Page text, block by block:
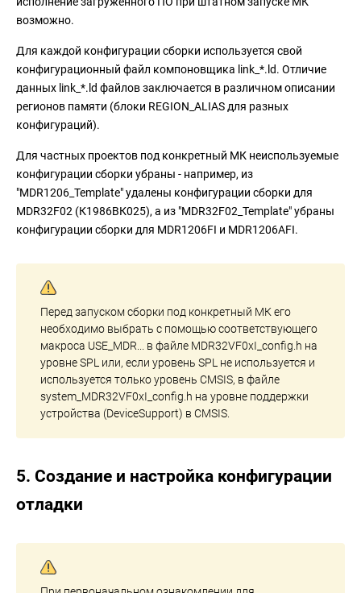
возможно.
Для каждой конфигурации сборки используется свой
конфигурационный файл компоновщика link_*.ld. Отличие
данных link_*.ld файлов заключается в различном описании
регионов памяти (блоки REGION_ALIAS для разных
конфигураций).
Для частных проектов под конкретный МК неиспользуемые
конфигурации сборки убраны - например, из
"MDR1206_Template" удалены конфигурации сборки для
MDR32F02 (К1986ВК025), а из "MDR32F02_Template" убраны
конфигурации сборки для MDR1206FI и MDR1206AFI.
Перед запуском сборки под конкретный МК его
необходимо выбрать с помощью соответствующего
макроса USE_MDR... в файле MDR32VF0xI_config.h на
уровне SPL или, если уровень SPL не используется и
используется только уровень CMSIS, в файле
system_MDR32VF0xI_config.h на уровне поддержки
устройства (DeviceSupport) в CMSIS.
5. Создание и настройка конфигурации
отладки